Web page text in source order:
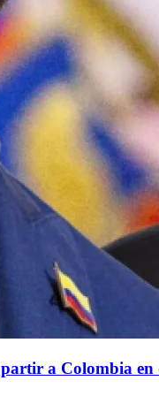
a Colombia en